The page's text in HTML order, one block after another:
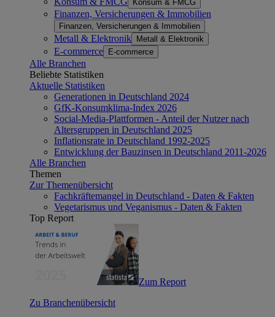
Konsum & FMCG
Finanzen, Versicherungen & Immobilien
Finanzen, Versicherungen & Immobilien
Metall & Elektronik Metall & Elektronik
E-commerce E-commerce
Alle Branchen
Beliebte Statistiken
Aktuelle Statistiken
Generationen in Deutschland 2024
GfK-Konsumklima-Index 2026
Social-Media-Plattformen - Anteil der Nutzer nach
Altersgruppen in Deutschland 2025
Inflationsrate in Deutschland 1992-2025
Entwicklung der Bauzinsen in Deutschland 2011-2026
Alle Branchen
Themen
Zur Themenübersicht
Fachkräftemangel in Deutschland - Daten & Fakten
Vegetarismus und Veganismus - Daten & Fakten
Top Report
Zum Report
Zu Branchenübersicht